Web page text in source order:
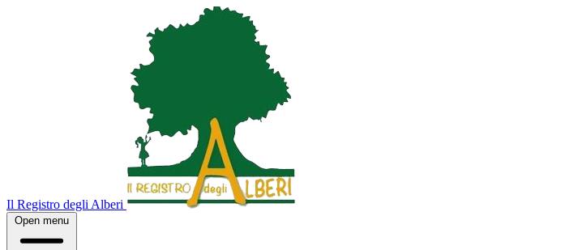
Il Registro degli Alberi
Open menu